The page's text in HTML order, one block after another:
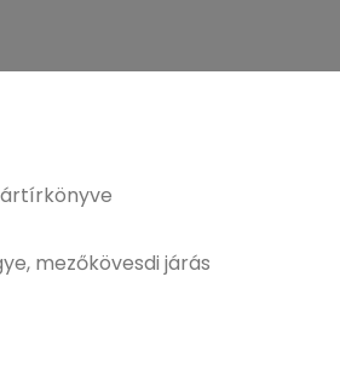
mezőkövesdi járás